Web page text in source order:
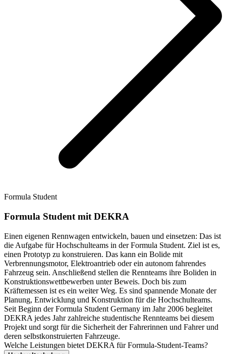
Formula Student
Formula Student mit DEKRA
Einen eigenen Rennwagen entwickeln, bauen und einsetzen: Das ist
die Aufgabe für Hochschulteams in der Formula Student. Ziel ist es,
einen Prototyp zu konstruieren. Das kann ein Bolide mit
Verbrennungsmotor, Elektroantrieb oder ein autonom fahrendes
Fahrzeug sein. Anschließend stellen die Rennteams ihre Boliden in
Konstruktionswettbewerben unter Beweis. Doch bis zum
Kräftemessen ist es ein weiter Weg. Es sind spannende Monate der
Planung, Entwicklung und Konstruktion für die Hochschulteams.
Seit Beginn der Formula Student Germany im Jahr 2006 begleitet
DEKRA jedes Jahr zahlreiche studentische Rennteams bei diesem
Projekt und sorgt für die Sicherheit der Fahrerinnen und Fahrer und
deren selbstkonstruierten Fahrzeuge.
Welche Leistungen bietet DEKRA für Formula‑Student‑Teams?